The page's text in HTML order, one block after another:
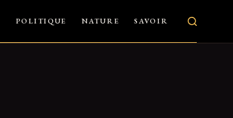
POLITIQUE NATURE SAVOIR